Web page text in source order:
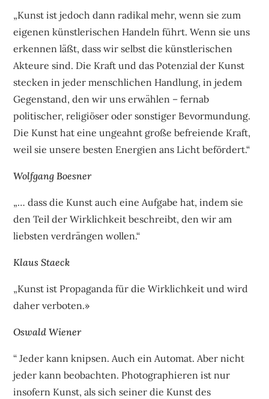
„Kunst ist jedoch dann radikal mehr, wenn sie zum
eigenen künstlerischen Handeln führt. Wenn sie uns
erkennen läßt, dass wir selbst die künstlerischen
Akteure sind. Die Kraft und das Potenzial der Kunst
stecken in jeder menschlichen Handlung, in jedem
Gegenstand, den wir uns erwählen – fernab
politischer, religiöser oder sonstiger Bevormundung.
Die Kunst hat eine ungeahnt große befreiende Kraft,
weil sie unsere besten Energien ans Licht befördert.“
Wolfgang Boesner
„… dass die Kunst auch eine Aufgabe hat, indem sie
den Teil der Wirklichkeit beschreibt, den wir am
liebsten verdrängen wollen.“
Klaus Staeck
„Kunst ist Propaganda für die Wirklichkeit und wird
daher verboten.»
Oswald Wiener
“ Jeder kann knipsen. Auch ein Automat. Aber nicht
jeder kann beobachten. Photographieren ist nur
insofern Kunst, als sich seiner die Kunst des